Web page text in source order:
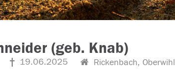
(geb. Knab)
19.06.2025 Rickenbach, Oberwihl